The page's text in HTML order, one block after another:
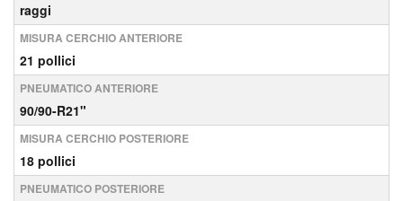
raggi
MISURA CERCHIO ANTERIORE
21 pollici
PNEUMATICO ANTERIORE
90/90-R21"
MISURA CERCHIO POSTERIORE
18 pollici
PNEUMATICO POSTERIORE